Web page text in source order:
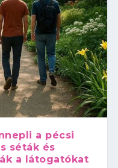
a pécsi
séták és
a látogatókat